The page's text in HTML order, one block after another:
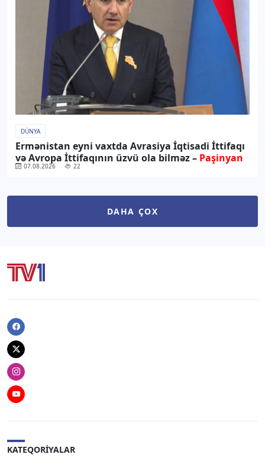
DÜNYA
Ermənistan eyni vaxtda Avrasiya İqtisadi İttifaqı
və Avropa İttifaqının üzvü ola bilməz – Paşinyan
07.08.2026 22
DAHA ÇOX
Facebook
Twitter
Instagram
Youtube
KATEQORIYALAR